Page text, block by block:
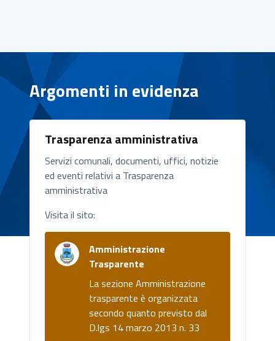
Argomenti in evidenza
Trasparenza amministrativa
Servizi comunali, documenti, uffici, notizie
ed eventi relativi a Trasparenza
amministrativa
Visita il sito:
Amministrazione
Trasparente
La sezione Amministrazione
trasparente è organizzata
secondo quanto previsto dal
D.lgs 14 marzo 2013 n. 33